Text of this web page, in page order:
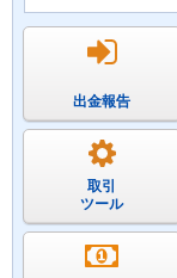
出金報告
取引
ツール